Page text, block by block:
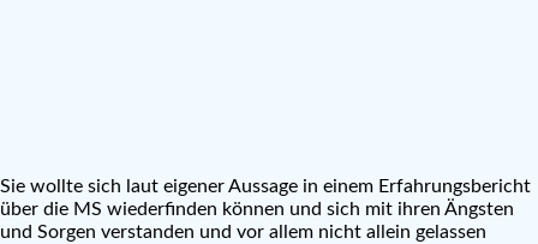
Sie wollte sich laut eigener Aussage in einem Erfahrungsbericht
über die MS wiederfinden können und sich mit ihren Ängsten
und Sorgen verstanden und vor allem nicht allein gelassen